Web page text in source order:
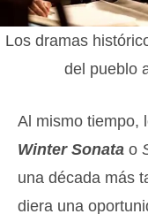
Los dramas
del pueblo
Al mismo tiempo,
Winter Sonata o
una década más
diera una